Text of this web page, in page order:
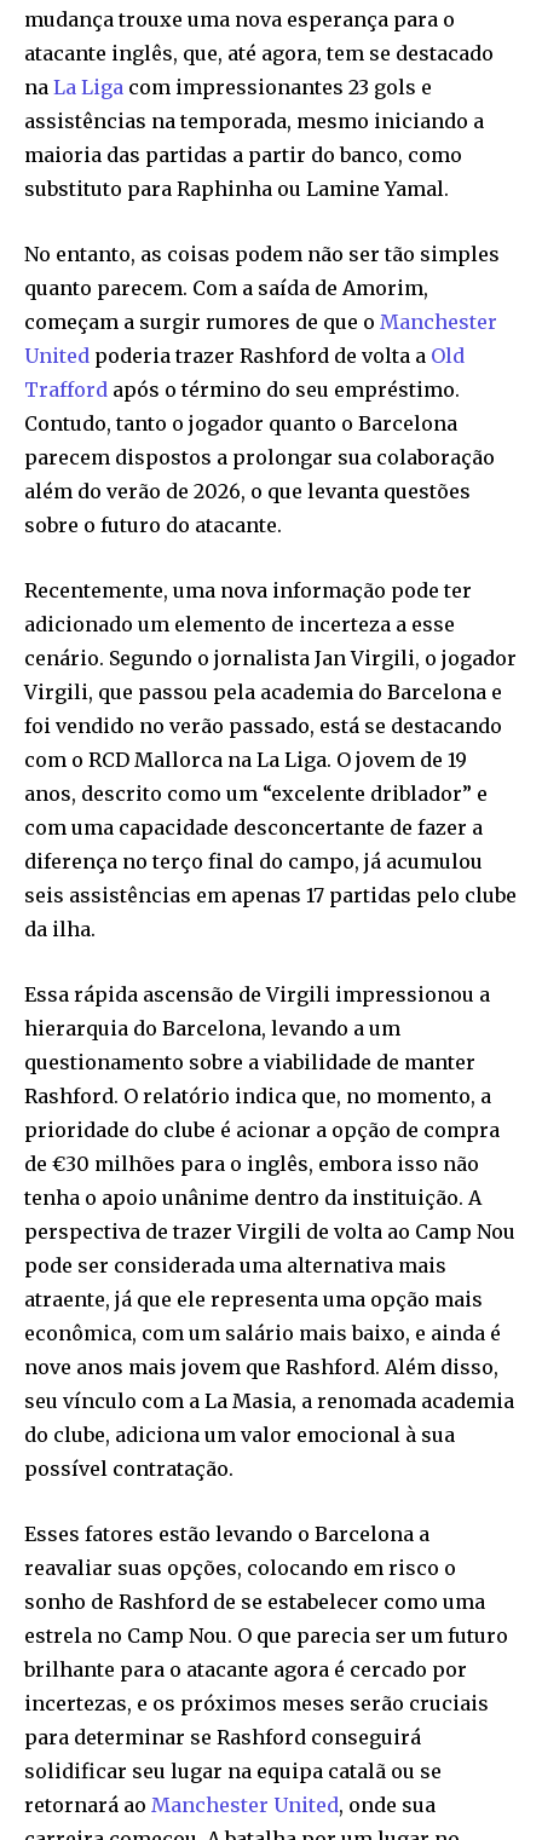
mudança trouxe uma nova esperança para o
atacante inglês, que, até agora, tem se destacado
na La Liga com impressionantes 23 gols e
assistências na temporada, mesmo iniciando a
maioria das partidas a partir do banco, como
substituto para Raphinha ou Lamine Yamal.
No entanto, as coisas podem não ser tão simples
quanto parecem. Com a saída de Amorim,
começam a surgir rumores de que o Manchester
United poderia trazer Rashford de volta a Old
Trafford após o término do seu empréstimo.
Contudo, tanto o jogador quanto o Barcelona
parecem dispostos a prolongar sua colaboração
além do verão de 2026, o que levanta questões
sobre o futuro do atacante.
Recentemente, uma nova informação pode ter
adicionado um elemento de incerteza a esse
cenário. Segundo o jornalista Jan Virgili, o jogador
Virgili, que passou pela academia do Barcelona e
foi vendido no verão passado, está se destacando
com o RCD Mallorca na La Liga. O jovem de 19
anos, descrito como um “excelente driblador” e
com uma capacidade desconcertante de fazer a
diferença no terço final do campo, já acumulou
seis assistências em apenas 17 partidas pelo clube
da ilha.
Essa rápida ascensão de Virgili impressionou a
hierarquia do Barcelona, levando a um
questionamento sobre a viabilidade de manter
Rashford. O relatório indica que, no momento, a
prioridade do clube é acionar a opção de compra
de €30 milhões para o inglês, embora isso não
tenha o apoio unânime dentro da instituição. A
perspectiva de trazer Virgili de volta ao Camp Nou
pode ser considerada uma alternativa mais
atraente, já que ele representa uma opção mais
econômica, com um salário mais baixo, e ainda é
nove anos mais jovem que Rashford. Além disso,
seu vínculo com a La Masia, a renomada academia
do clube, adiciona um valor emocional à sua
possível contratação.
Esses fatores estão levando o Barcelona a
reavaliar suas opções, colocando em risco o
sonho de Rashford de se estabelecer como uma
estrela no Camp Nou. O que parecia ser um futuro
brilhante para o atacante agora é cercado por
incertezas, e os próximos meses serão cruciais
para determinar se Rashford conseguirá
solidificar seu lugar na equipa catalã ou se
retornará ao Manchester United, onde sua